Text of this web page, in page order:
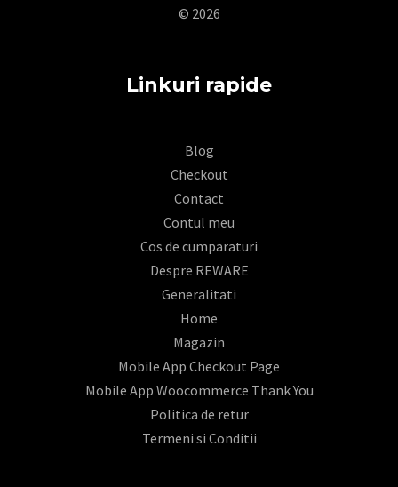
© 2026
Linkuri rapide
Blog
Checkout
Contact
Contul meu
Cos de cumparaturi
Despre REWARE
Generalitati
Home
Magazin
Mobile App Checkout Page
Mobile App Woocommerce Thank You
Politica de retur
Termeni si Conditii